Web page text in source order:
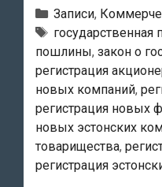
новых
фирм
в
Рубрики
Записи,
Тэги
государственная
пошлины, закон о
регистрация
новых компаний,
регистрация новых
новых эстонских
товарищества,
регистрация